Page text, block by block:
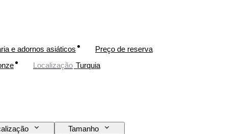
e adornos asiáticos
Preço de reserva
Localização Turquia
Tamanho